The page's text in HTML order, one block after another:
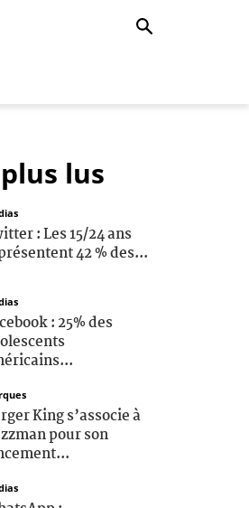
lus
: Les 15/24 ans
42 % des...
: 25% des
King s’associe à
pour son